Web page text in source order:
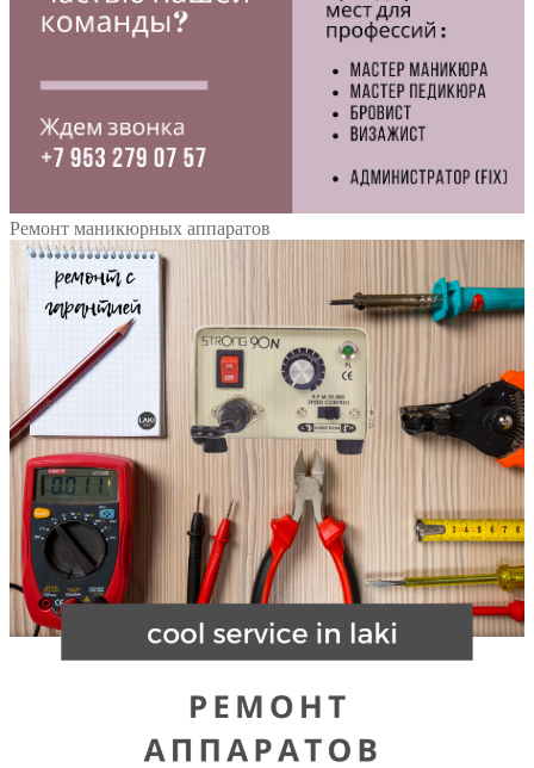
Ремонт маникюрных аппаратов